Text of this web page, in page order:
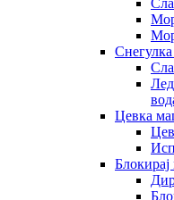
Цевка